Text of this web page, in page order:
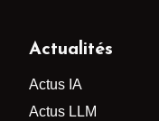
Actualités
Actus IA
Actus LLM